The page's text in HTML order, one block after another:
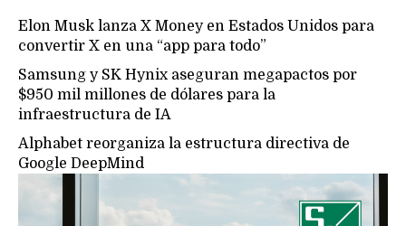
Elon Musk lanza X Money en Estados Unidos para
convertir X en una “app para todo”
Samsung y SK Hynix aseguran megapactos por
$950 mil millones de dólares para la
infraestructura de IA
Alphabet reorganiza la estructura directiva de
Google DeepMind